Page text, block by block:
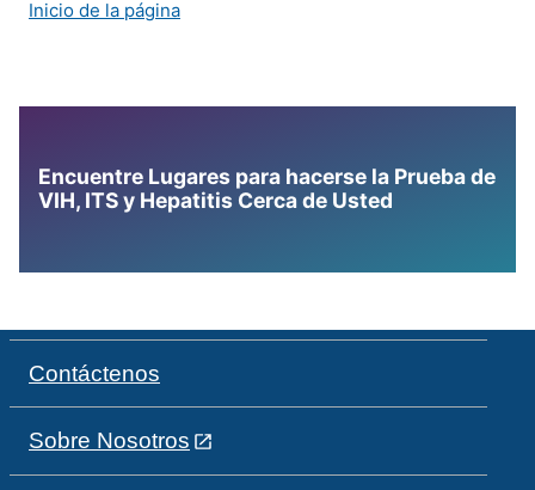
Inicio de la página
Encuentre Lugares para hacerse la Prueba de
VIH, ITS y Hepatitis Cerca de Usted
Contáctenos
Sobre Nosotros